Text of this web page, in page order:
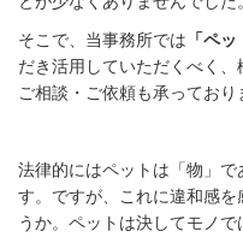
そこで、当事務所では 「ペッ
だき活用していただくべく、
ご相談・ご依頼も承っており
法律的にはペットは「物」
す。ですが、これに違和感
うか。ペットは決してモノで